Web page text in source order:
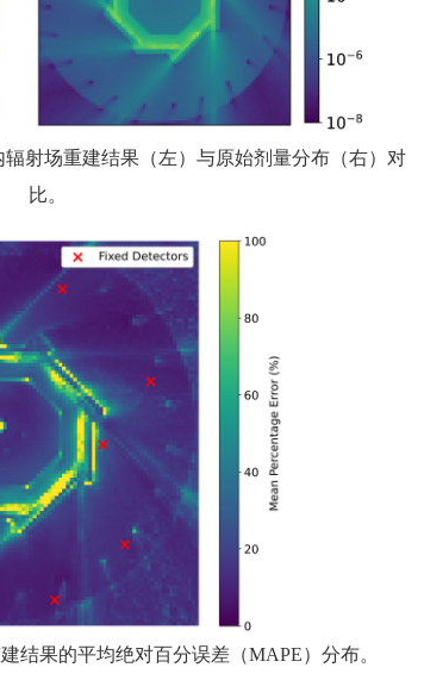
射场重建结果（左）与原始剂量分布（右）对
比。
结果的平均绝对百分误差（MAPE）分布。